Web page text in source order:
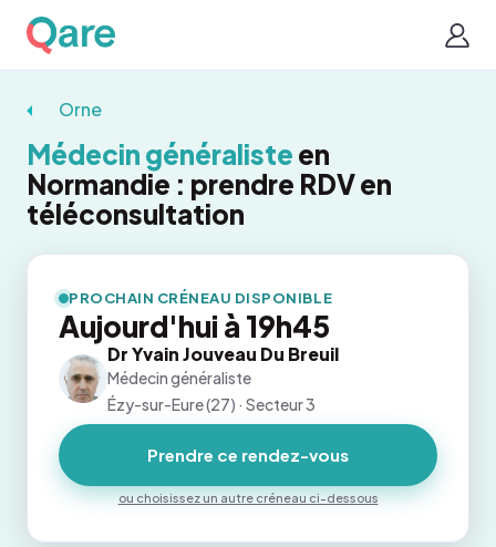
Orne
Médecin généraliste en
Normandie : prendre RDV en
téléconsultation
PROCHAIN CRÉNEAU DISPONIBLE
Aujourd'hui à 19h45
Dr Yvain Jouveau Du Breuil
Médecin généraliste
Ézy-sur-Eure (27) · Secteur 3
Prendre ce rendez-vous
ou choisissez un autre créneau ci-dessous